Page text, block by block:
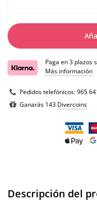
Paga en 3 plazos
Más información
Pedidos telefónicos:965
Ganarás 143 Divercoins
Descripción del